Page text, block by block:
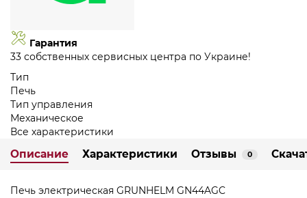
Гарантия
33 собственных сервисных центра по Украине!
Тип
Печь
Тип управления
Механическое
Все характеристики
Описание Характеристики Отзывы 0
Печь электрическая GRUNHELM GN44AGC